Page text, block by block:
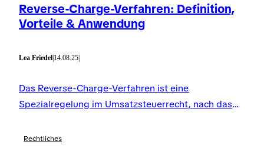
Reverse-Charge-Verfahren: Definition,
Vorteile & Anwendung
Lea Friedel 14.08.25
Das Reverse-Charge-Verfahren ist eine
Spezialregelung im Umsatzsteuerrecht, nach das
Umsatzsteuer entrichten muss.
Rechtliches